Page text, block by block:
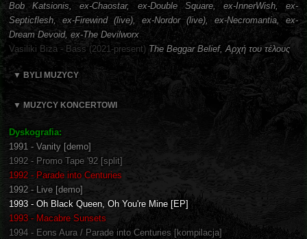
Bob Katsionis, ex-Chaostar, ex-Double Square, ex-InnerWish, ex-
Septicflesh, ex-Firewind (live), ex-Nordor (live), ex-Necromantia, ex-
Dream Devoid, ex-The Devilworx
Vasiliki Biza - Bass (2021-present) The Beggar Belief, Αρχή του τέλους
▼ BYLI MUZYCY
▼ MUZYCY KONCERTOWI
Dyskografia:
1991 - Vanity [demo]
1992 - Promo Tape '92 [split]
1992 - Parade into Centuries
1992 - Live [demo]
1993 - Oh Black Queen, Oh You're Mine [EP]
1993 - Macabre Sunsets
1994 - Eons Aura / Parade into Centuries [kompilacja]